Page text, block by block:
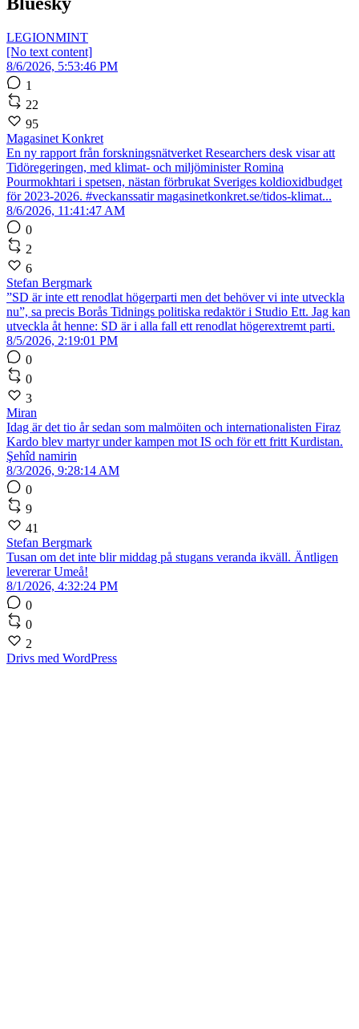
LEGIONMINT
[No text content]
8/6/2026, 5:53:46 PM
1
22
95
Magasinet Konkret
En ny rapport från forskningsnätverket Researchers desk visar att
Tidöregeringen, med klimat- och miljöminister Romina
Pourmokhtari i spetsen, nästan förbrukat Sveriges koldioxidbudget
för 2023-2026. #veckanssatir magasinetkonkret.se/tidos-klimat...
8/6/2026, 11:41:47 AM
0
2
6
Stefan Bergmark
”SD är inte ett renodlat högerparti men det behöver vi inte utveckla
nu”, sa precis Borås Tidnings politiska redaktör i Studio Ett. Jag kan
utveckla åt henne: SD är i alla fall ett renodlat högerextremt parti.
8/5/2026, 2:19:01 PM
0
0
3
Miran
Idag är det tio år sedan som malmöiten och internationalisten Firaz
Kardo blev martyr under kampen mot IS och för ett fritt Kurdistan.
Şehîd namirin
8/3/2026, 9:28:14 AM
0
9
41
Stefan Bergmark
Tusan om det inte blir middag på stugans veranda ikväll. Äntligen
levererar Umeå!
8/1/2026, 4:32:24 PM
0
0
2
Drivs med WordPress